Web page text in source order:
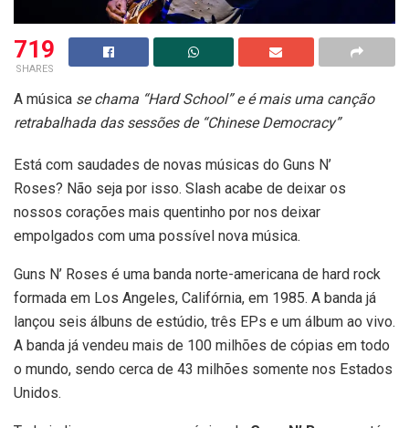
719
SHARES
A música se chama “Hard School” e é mais uma canção
retrabalhada das sessões de “Chinese Democracy”
Está com saudades de novas músicas do Guns N’
Roses? Não seja por isso. Slash acabe de deixar os
nossos corações mais quentinho por nos deixar
empolgados com uma possível nova música.
Guns N’ Roses é uma banda norte-americana de hard rock
formada em Los Angeles, Califórnia, em 1985. A banda já
lançou seis álbuns de estúdio, três EPs e um álbum ao vivo.
A banda já vendeu mais de 100 milhões de cópias em todo
o mundo, sendo cerca de 43 milhões somente nos Estados
Unidos.